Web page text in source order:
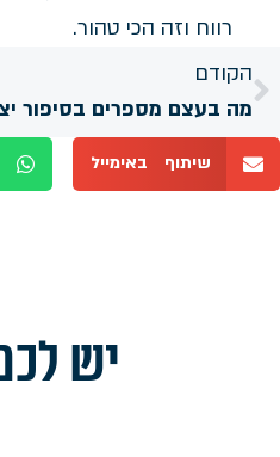
רווח וזה הכי טהור.
הקודם
מה בעצם מספרים בסיפור
שיתוף באימייל
יש